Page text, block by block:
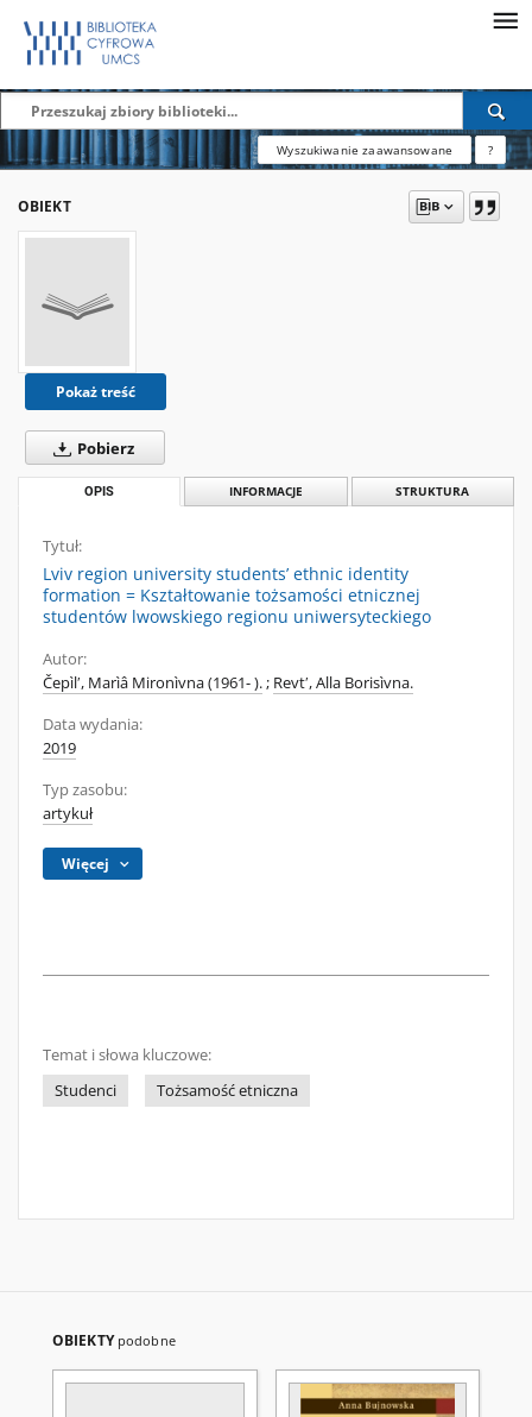
Wyszukiwanie zaawansowane ?
OBIEKT
Pokaż treść
Pobierz
OPIS INFORMACJE STRUKTURA
Tytuł:
Lviv region university students’ ethnic identity
formation = Kształtowanie tożsamości etnicznej
studentów lwowskiego regionu uniwersyteckiego
Autor:
Čepìlʹ, Marìâ Mironìvna (1961- ).; Revtʹ, Alla Borisìvna.
Data wydania:
2019
Typ zasobu:
artykuł
Więcej
Temat i słowa kluczowe:
Studenci
Tożsamość etniczna
OBIEKTY podobne